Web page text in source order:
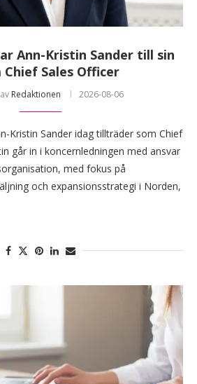
Ann-Kristin Sander till sin
Sales Officer
Redaktionen 2026-08-06
Kristin Sander idag tillträder som Chief
går in i koncernledningen med ansvar
med fokus på
och expansionsstrategi i Norden,